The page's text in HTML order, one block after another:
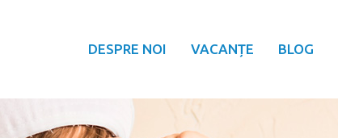
DESPRE NOI VACANȚE BLOG